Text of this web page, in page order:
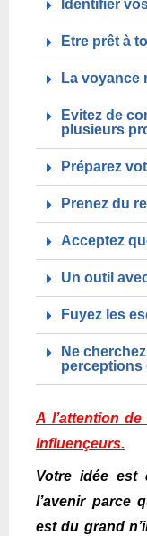
Identifier
Etre prêt à
La voyance
Evitez de
plusieurs
Préparez
Prenez du
Acceptez
Un outil
Fuyez les
Ne
perceptions
A l’attention
Influençeurs.
Votre idée est
l’avenir parce
est du grand